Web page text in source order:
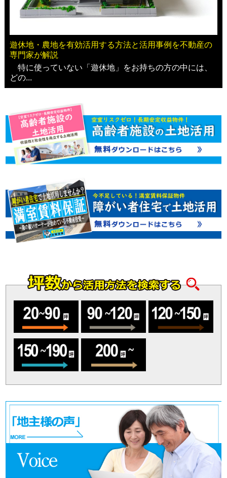
遊休地・農地を有効活用する方法と活用事例を不動産の
専門家が解説
特に使っていない「遊休地」をお持ちの方の中には、
どの...